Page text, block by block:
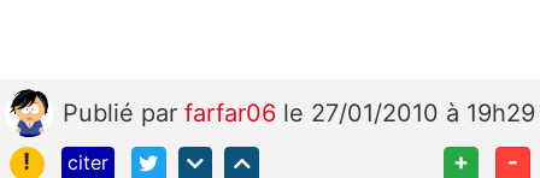
Publié par farfar06 le 27/01/2010 à 19h29
!
citer + -